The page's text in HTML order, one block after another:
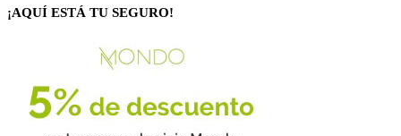
¡AQUÍ ESTÁ TU SEGURO!